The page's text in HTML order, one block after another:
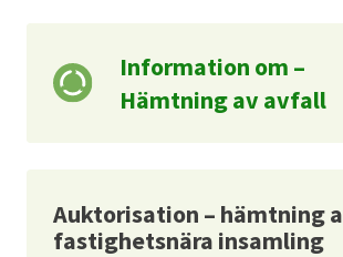
Information om –
Hämtning av avfall
Auktorisation – hämtning
fastighetsnära insamling